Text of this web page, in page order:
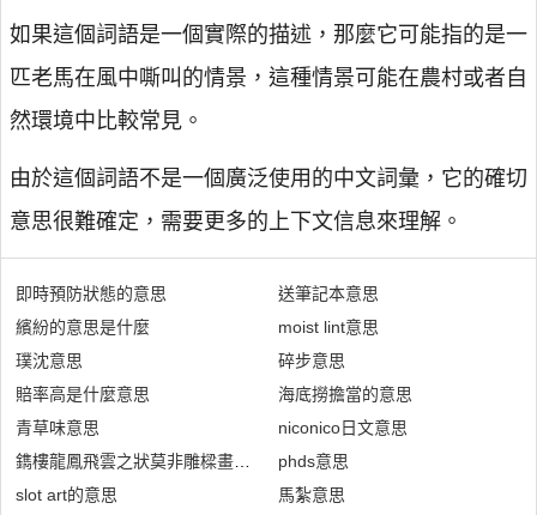
如果這個詞語是一個實際的描述，那麼它可能指的是一
匹老馬在風中嘶叫的情景，這種情景可能在農村或者自
然環境中比較常見。
由於這個詞語不是一個廣泛使用的中文詞彙，它的確切
意思很難確定，需要更多的上下文信息來理解。
即時預防狀態的意思
繽紛的意思是什麼
璞沈意思
賠率高是什麼意思
青草味意思
鐫樓龍鳳飛雲之狀莫非雕樑畫棟意思
slot art的意思
送筆記本意思
moist lint意思
碎步意思
海底撈擔當的意思
niconico日文意思
phds意思
馬紮意思